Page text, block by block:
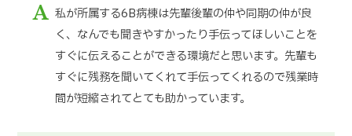
A 私が所属する6B病棟は先輩後輩の仲や同期の仲が良
く、なんでも聞きやすかったり手伝ってほしいことを
すぐに伝えることができる環境だと思います。先輩も
すぐに残務を聞いてくれて手伝ってくれるので残業時
間が短縮されてとても助かっています。